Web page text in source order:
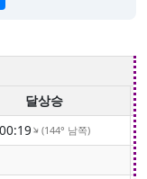
달상승
00:19↑(144° 남쪽)